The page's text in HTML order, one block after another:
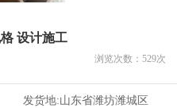
设计施工
浏览次数： 529次
发货地:山东省潍坊潍城区